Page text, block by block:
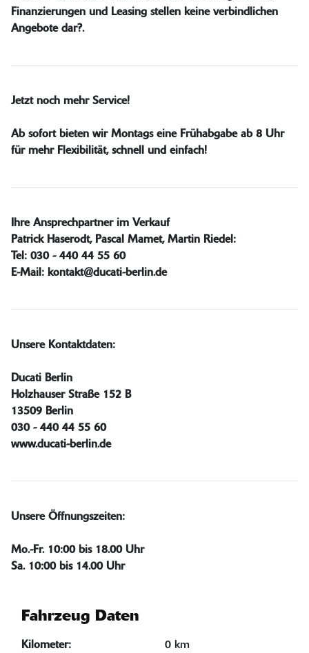
Finanzierungen und Leasing stellen keine verbindlichen
Angebote dar?.
Jetzt noch mehr Service!
Ab sofort bieten wir Montags eine Frühabgabe ab 8 Uhr
für mehr Flexibilität, schnell und einfach!
Ihre Ansprechpartner im Verkauf
Patrick Haserodt, Pascal Mamet, Martin Riedel:
Tel: 030 - 440 44 55 60
E-Mail: kontakt@ducati-berlin.de
Unsere Kontaktdaten:
Ducati Berlin
Holzhauser Straße 152 B
13509 Berlin
030 - 440 44 55 60
www.ducati-berlin.de
Unsere Öffnungszeiten:
Mo.-Fr. 10:00 bis 18.00 Uhr
Sa. 10:00 bis 14.00 Uhr
Fahrzeug Daten
Kilometer: 0 km